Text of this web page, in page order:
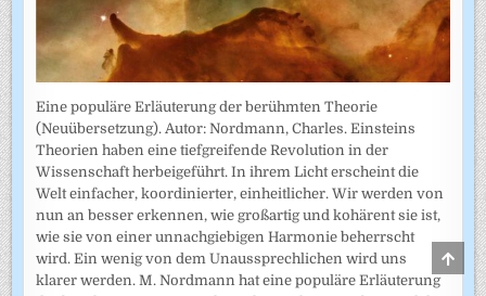
Eine populäre Erläuterung der berühmten Theorie
(Neuübersetzung). Autor: Nordmann, Charles. Einsteins
Theorien haben eine tiefgreifende Revolution in der
Wissenschaft herbeigeführt. In ihrem Licht erscheint die
Welt einfacher, koordinierter, einheitlicher. Wir werden von
nun an besser erkennen, wie großartig und kohärent sie ist,
wie sie von einer unnachgiebigen Harmonie beherrscht
wird. Ein wenig von dem Unaussprechlichen wird uns
klarer werden. M. Nordmann hat eine populäre Erläuterung
TO
TOP